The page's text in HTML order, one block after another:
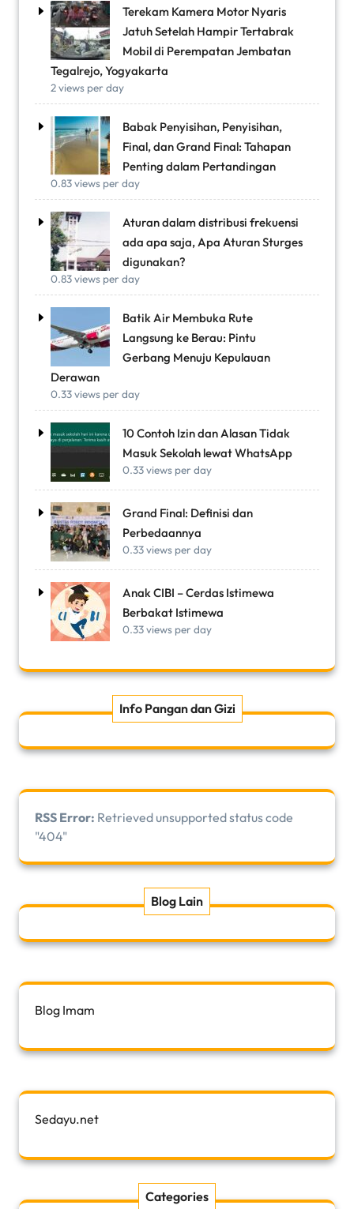
Terekam Kamera Motor Nyaris
Jatuh Setelah Hampir Tertabrak
Mobil di Perempatan Jembatan
Tegalrejo, Yogyakarta
2 views per day
Babak Penyisihan, Penyisihan,
Final, dan Grand Final: Tahapan
Penting dalam Pertandingan
0.83 views per day
Aturan dalam distribusi frekuensi
ada apa saja, Apa Aturan Sturges
digunakan?
0.83 views per day
Batik Air Membuka Rute
Langsung ke Berau: Pintu
Gerbang Menuju Kepulauan
Derawan
0.33 views per day
10 Contoh Izin dan Alasan Tidak
Masuk Sekolah lewat WhatsApp
0.33 views per day
Grand Final: Definisi dan
Perbedaannya
0.33 views per day
Anak CIBI – Cerdas Istimewa
Berbakat Istimewa
0.33 views per day
Info Pangan dan Gizi
RSS Error: Retrieved unsupported status code
"404"
Blog Lain
Blog Imam
Sedayu.net
Categories